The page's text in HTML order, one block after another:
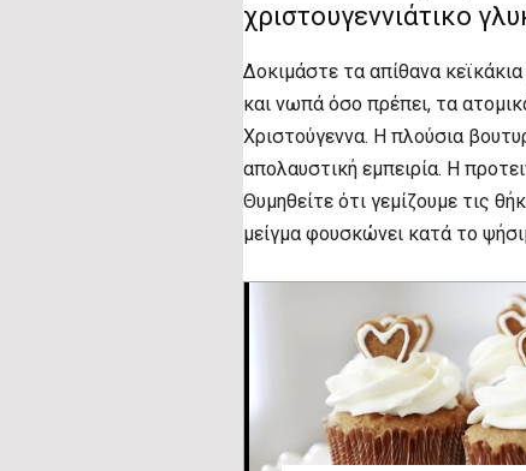
χριστουγεννιάτικο
Δοκιμάστε τα απίθανα
και νωπά όσο πρέπει, τα
Χριστούγεννα. Η πλούσια
απολαυστική εμπειρία. Η
Θυμηθείτε ότι γεμίζουμε τις
μείγμα φουσκώνει κατά το